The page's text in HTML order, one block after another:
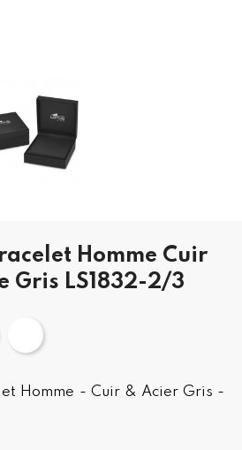
Homme Cuir
Gris LS1832-2/3
Homme - Cuir & Acier Gris -